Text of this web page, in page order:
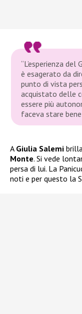
“L’esperienza
è esagerato da
punto di vista
acquistato delle
essere più
faceva stare
A Giulia Salemi
Monte. Si vede
persa di lui. La
noti e per questo la